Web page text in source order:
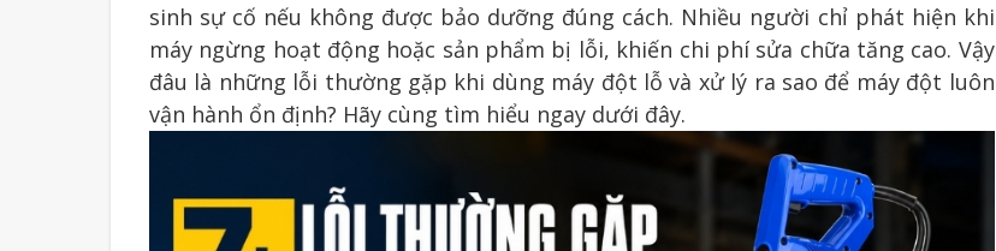
sinh sự cố nếu không được bảo dưỡng đúng cách. Nhiều người chỉ phát hiện khi
máy ngừng hoạt động hoặc sản phẩm bị lỗi, khiến chi phí sửa chữa tăng cao. Vậy
đâu là những lỗi thường gặp khi dùng máy đột lỗ và xử lý ra sao để máy đột luôn
vận hành ổn định? Hãy cùng tìm hiểu ngay dưới đây.